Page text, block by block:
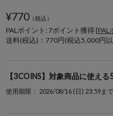
¥770（税込）
PALポイント: 7ポイント獲得 [PAL
送料(税込)：770円(税込5,000円
【3COINS】対象商品に使え
使用期限： 2026/08/16 (日) 23:59まで